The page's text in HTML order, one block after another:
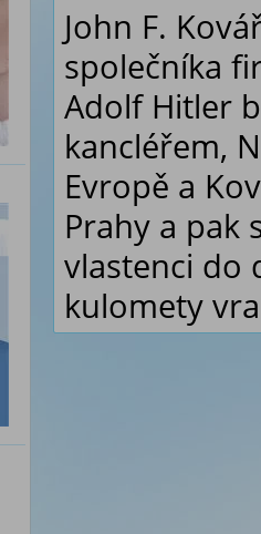
John F.
společníka
Adolf Hitler
kancléřem,
Evropě a
Prahy a pak
vlastenci do
kulomety